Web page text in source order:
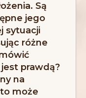
Są
jego
sytuacji
różne
prawdą?
na
może